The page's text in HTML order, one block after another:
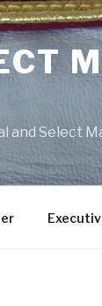
and Select